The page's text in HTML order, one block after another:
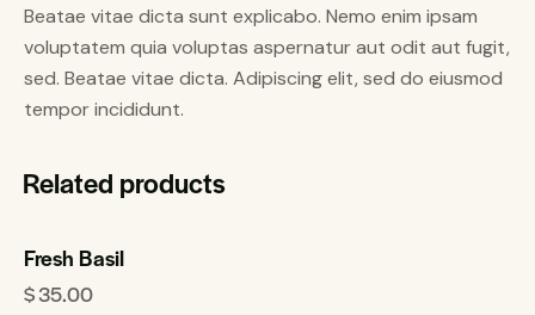
Beatae vitae dicta sunt explicabo. Nemo enim ipsam
voluptatem quia voluptas aspernatur aut odit aut fugit,
sed. Beatae vitae dicta. Adipiscing elit, sed do eiusmod
tempor incididunt.
Related products
Fresh Basil
$35.00